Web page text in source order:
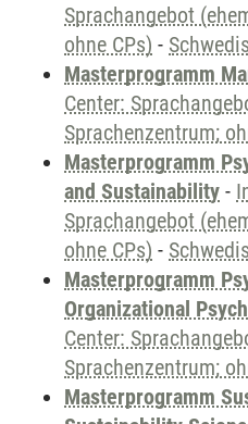
Sprachangebot
ohne CPs) -
Masterprogramm
Center:
Sprachenzentrum;
Masterprogramm
and Sustainability -
Sprachangebot
ohne CPs) -
Masterprogramm
Organizational
Center:
Sprachenzentrum;
Masterprogramm